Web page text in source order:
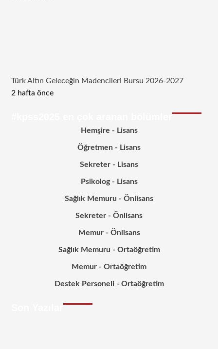
Türk Altın Geleceğin Madencileri Bursu 2026-2027
2 hafta önce
Hemşire - Lisans
Öğretmen - Lisans
Sekreter - Lisans
Psikolog - Lisans
Sağlık Memuru - Önlisans
Sekreter - Önlisans
Memur - Önlisans
Sağlık Memuru - Ortaöğretim
Memur - Ortaöğretim
Destek Personeli - Ortaöğretim